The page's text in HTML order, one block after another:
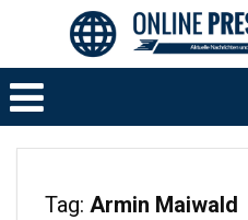
Tag: Armin Maiwald